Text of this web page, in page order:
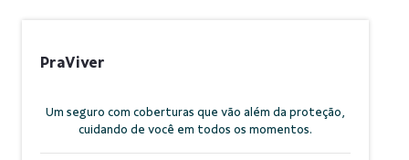
PraViver
Um seguro com coberturas que vão além da proteção,
cuidando de você em todos os momentos.